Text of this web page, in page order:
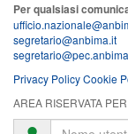
Per qualsiasi
segretario@anbima.it
Privacy PolicyCookie
AREA RISERVATA